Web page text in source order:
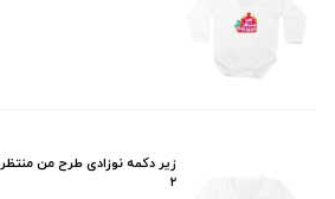
زیر دکمه نوزادی طرح من
2